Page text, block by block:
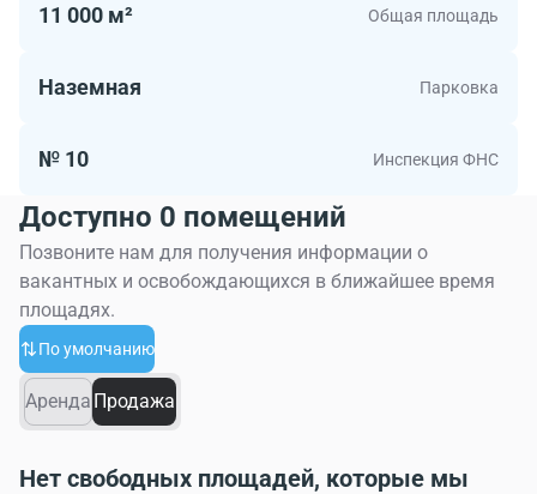
11 000 м² Общая площадь
Наземная Парковка
№ 10 Инспекция ФНС
Доступно 0 помещений
Позвоните нам для получения информации о
вакантных и освобождающихся в ближайшее время
площадях.
По умолчанию
Аренда Продажа
Нет свободных площадей, которые мы